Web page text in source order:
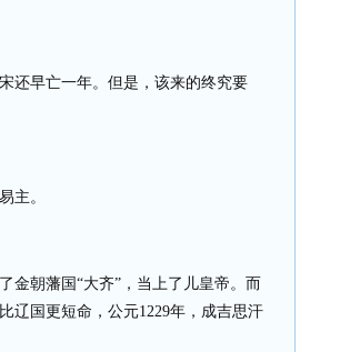
还早亡一年。但是，该来的终究要
主。
金朝藩国“大齐”，当上了儿皇帝。而
辽国更短命，公元1229年，成吉思汗